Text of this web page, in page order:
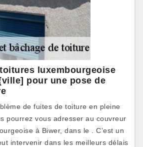
luxembourgeoise
pour une pose de
de fuites de toiture en pleine
pourrez vous adresser au couvreur
à Biwer, dans le . C’est un
intervenir dans les meilleurs délais